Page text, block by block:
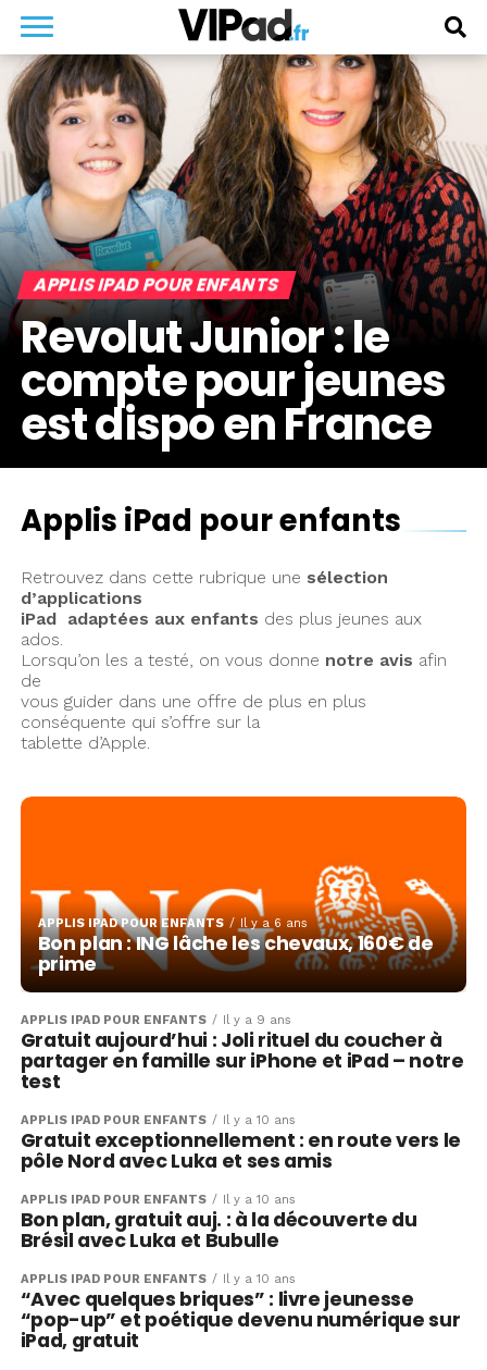
APPLIS IPAD POUR ENFANTS
Revolut Junior : le
compte pour jeunes
est dispo en France
Applis iPad pour enfants
Retrouvez dans cette rubrique une sélection
d’applications
iPad adaptées aux enfants des plus jeunes aux
ados.
Lorsqu’on les a testé, on vous donne notre avis afin
de
vous guider dans une offre de plus en plus
conséquente qui s’offre sur la
tablette d’Apple.
APPLIS IPAD POUR ENFANTS Il y a 6 ans
Bon plan : ING lâche les chevaux, 160€ de
prime
APPLIS IPAD POUR ENFANTS Il y a 9 ans
Gratuit aujourd’hui : Joli rituel du coucher à
partager en famille sur iPhone et iPad – notre
test
APPLIS IPAD POUR ENFANTS Il y a 10 ans
Gratuit exceptionnellement : en route vers le
pôle Nord avec Luka et ses amis
APPLIS IPAD POUR ENFANTS Il y a 10 ans
Bon plan, gratuit auj. : à la découverte du
Brésil avec Luka et Bubulle
APPLIS IPAD POUR ENFANTS Il y a 10 ans
“Avec quelques briques” : livre jeunesse
“pop-up” et poétique devenu numérique sur
iPad, gratuit